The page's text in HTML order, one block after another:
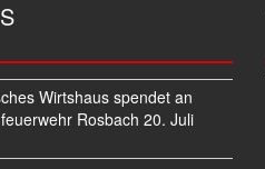
Wirtshaus spendet an
Rosbach 20. Juli